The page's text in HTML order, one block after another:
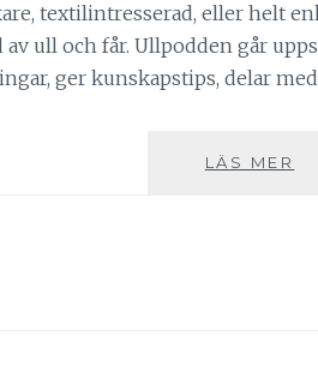
textilintresserad, eller helt
av ull och får. Ullpodden går
ger kunskapstips, delar
LÄS MER